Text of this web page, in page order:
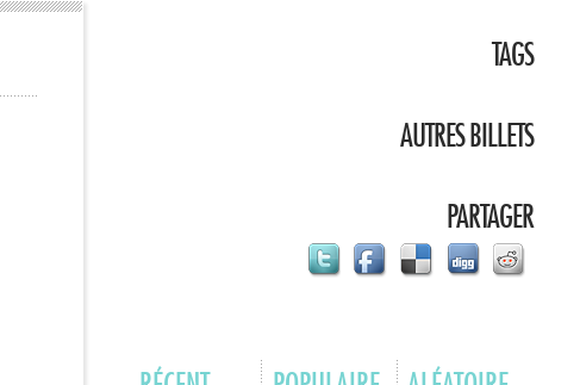
TAGS
AUTRES BILLETS
PARTAGER